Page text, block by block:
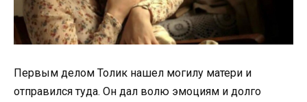
Первым делом Толик нашел могилу матери и
отправился туда. Он дал волю эмоциям и долго